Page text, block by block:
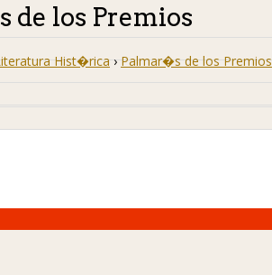
de los Premios
Hist�rica › Palmar�s de los Premios